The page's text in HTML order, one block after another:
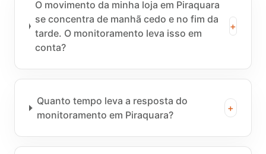
O movimento da minha loja em Piraquara
se concentra de manhã cedo e no fim da
tarde. O monitoramento leva isso em
conta?
+
Quanto tempo leva a resposta do
monitoramento em Piraquara?
+